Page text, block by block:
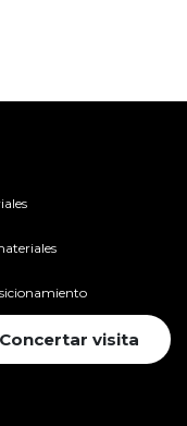
Concertar visita